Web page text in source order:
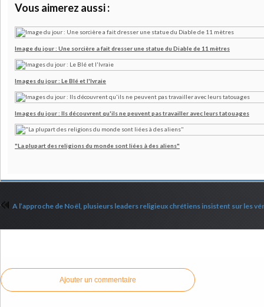
Vous aimerez aussi :
Image du jour : Une sorcière a fait dresser une statue du Diable de 11 mètres
Images du jour : Le Blé et l'Ivraie
Images du jour : Ils découvrent qu'ils ne peuvent pas travailler avec leurs tatouages
"La plupart des religions du monde sont liées à des aliens"
Ajouter un commentaire